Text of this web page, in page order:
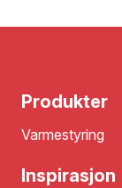
Produkter
Varmestyring
Inspirasjon